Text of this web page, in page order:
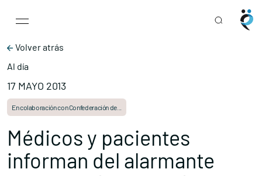
Main Navigation
Volver atrás
Al día
17 MAYO 2013
En colaboración con Confederación de...
Médicos y pacientes
informan del alarmante